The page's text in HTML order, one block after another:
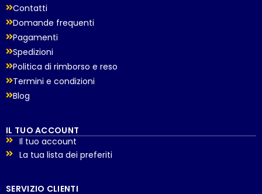
Contatti
Domande frequenti
Pagamenti
Spedizioni
Politica di rimborso e reso
Termini e condizioni
Blog
IL TUO ACCOUNT
Il tuo account
La tua lista dei preferiti
SERVIZIO CLIENTI